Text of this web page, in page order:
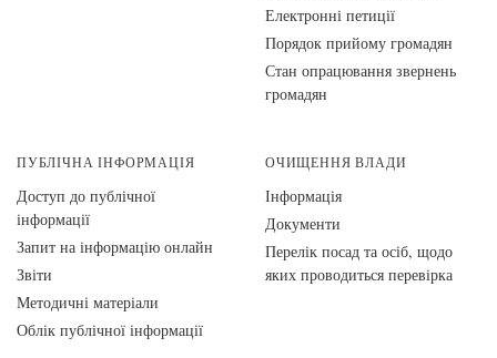
Електронні петиції
Порядок прийому громадян
Стан опрацювання звернень
громадян
ПУБЛІЧНА ІНФОРМАЦІЯ
Доступ до публічної
інформації
Запит на інформацію онлайн
Звіти
Методичні матеріали
Облік публічної інформації
ОЧИЩЕННЯ ВЛАДИ
Інформація
Документи
Перелік посад та осіб, щодо
яких проводиться перевірка